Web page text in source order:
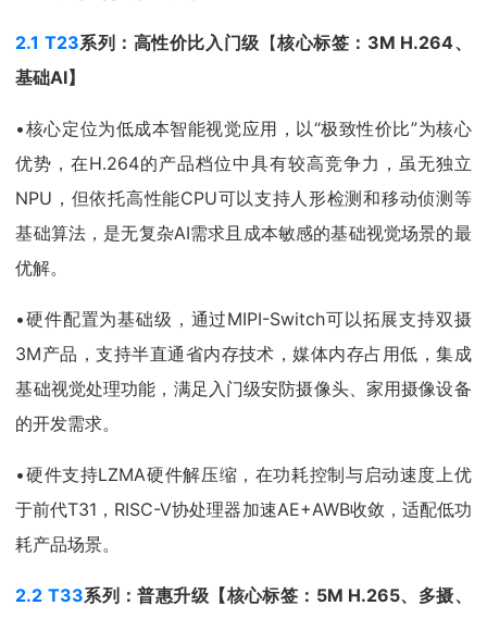
2.1 T23系列：高性价比入门级 【核心标签： 3M H.264、
基础AI】
•核心定位为低成本智能视觉应用，以“极致性价比”为核心
优势，在H.264的产品档位中具有较高竞争力，虽无独立
NPU，但依托高性能CPU可以支持人形检测和移动侦测等
基础算法，是无复杂AI需求且成本敏感的基础视觉场景的最
优解。
•硬件配置为基础级，通过MIPI-Switch可以拓展支持双摄
3M产品，支持半直通省内存技术，媒体内存占用低，集成
基础视觉处理功能，满足入门级安防摄像头、家用摄像设备
的开发需求。
•硬件支持LZMA硬件解压缩，在功耗控制与启动速度上优
于前代T31，RISC-V协处理器加速AE+AWB收敛，适配低功
耗产品场景。
2.2 T33系列：普惠升级 【核心标签： 5M H.265、多摄、